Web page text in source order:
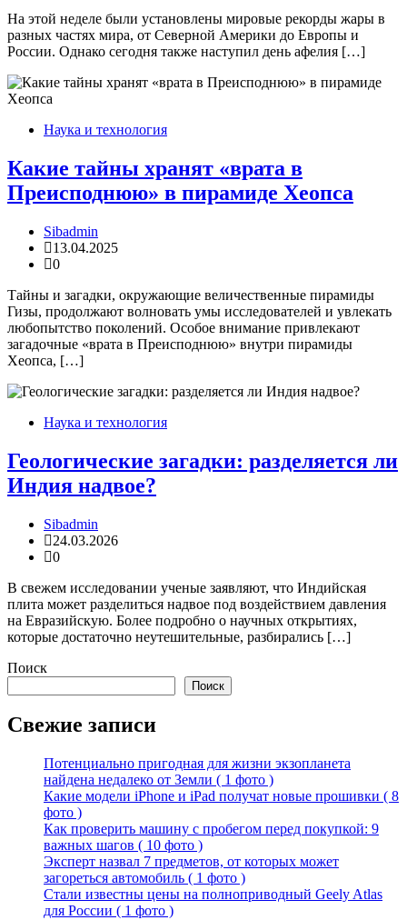
На этой неделе были установлены мировые рекорды жары в
разных частях мира, от Северной Америки до Европы и
России. Однако сегодня также наступил день афелия […]
Наука и технология
Какие тайны хранят «врата в
Преисподнюю» в пирамиде Хеопса
Sibadmin
13.04.2025
0
Тайны и загадки, окружающие величественные пирамиды
Гизы, продолжают волновать умы исследователей и увлекать
любопытство поколений. Особое внимание привлекают
загадочные «врата в Преисподнюю» внутри пирамиды
Хеопса, […]
Наука и технология
Геологические загадки: разделяется ли
Индия надвое?
Sibadmin
24.03.2026
0
В свежем исследовании ученые заявляют, что Индийская
плита может разделиться надвое под воздействием давления
на Евразийскую. Более подробно о научных открытиях,
которые достаточно неутешительные, разбирались […]
Поиск
Поиск
Свежие записи
Потенциально пригодная для жизни экзопланета
найдена недалеко от Земли ( 1 фото )
Какие модели iPhone и iPad получат новые прошивки ( 8
фото )
Как проверить машину с пробегом перед покупкой: 9
важных шагов ( 10 фото )
Эксперт назвал 7 предметов, от которых может
загореться автомобиль ( 1 фото )
Стали известны цены на полноприводный Geely Atlas
для России ( 1 фото )